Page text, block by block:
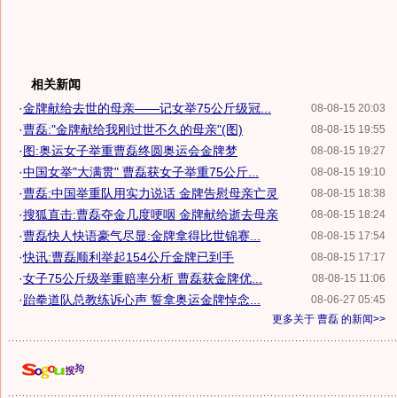
相关新闻
08-08-15 20:03
·金牌献给去世的母亲——记女举75公斤级冠...
08-08-15 19:55
·曹磊:"金牌献给我刚过世不久的母亲"(图)
08-08-15 19:27
·图:奥运女子举重曹磊终圆奥运会金牌梦
08-08-15 19:10
·中国女举"大满贯" 曹磊获女子举重75公斤...
08-08-15 18:38
·曹磊:中国举重队用实力说话 金牌告慰母亲亡灵
08-08-15 18:24
·搜狐直击:曹磊夺金几度哽咽 金牌献给逝去母亲
08-08-15 17:54
·曹磊快人快语豪气尽显:金牌拿得比世锦赛...
08-08-15 17:17
·快讯:曹磊顺利举起154公斤金牌已到手
08-08-15 11:06
·女子75公斤级举重赔率分析 曹磊获金牌优...
08-06-27 05:45
·跆拳道队总教练诉心声 誓拿奥运金牌悼念...
更多关于 曹磊 的新闻>>